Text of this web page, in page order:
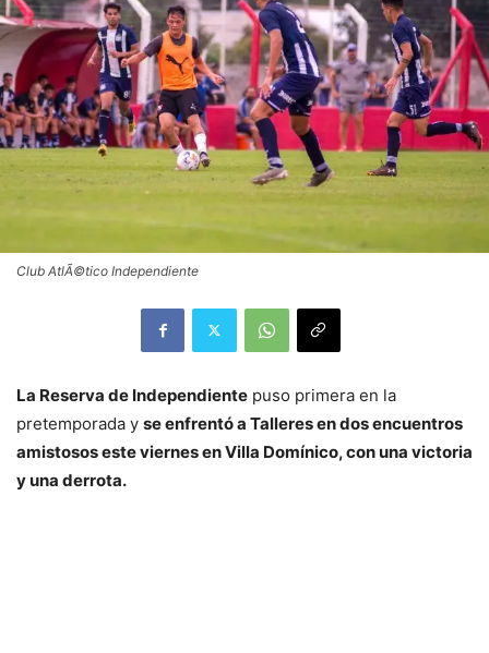
Club AtlÃ©tico Independiente
La Reserva de Independiente puso primera en la
pretemporada y se enfrentó a Talleres en dos encuentros
amistosos este viernes en Villa Domínico, con una victoria
y una derrota.